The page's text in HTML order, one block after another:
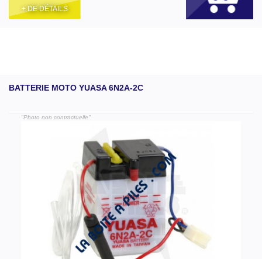
+ DE DÉTAILS
BATTERIE MOTO YUASA 6N2A-2C
"Photo non contractuelle"